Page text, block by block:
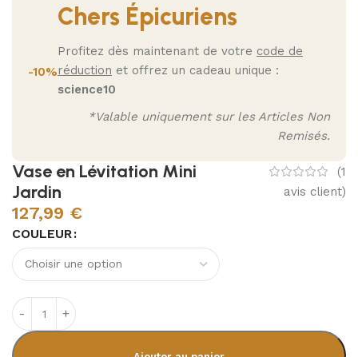
Vase en Lévitation Mini
Jardin
(1
avis client)
127,99 €
-10%
Chers Épicuriens
Profitez dès maintenant de votre code de
réduction et offrez un cadeau unique :
science10
*Valable uniquement sur les Articles Non
Remisés.
COULEUR